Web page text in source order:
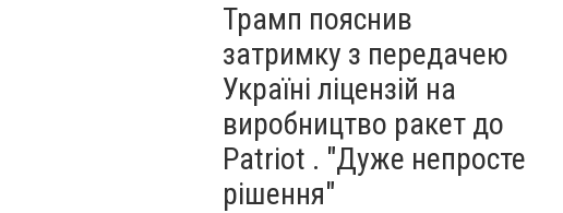
Трамп пояснив
затримку з передачею
Україні ліцензій на
виробництво ракет до
Patriot . "Дуже непросте
рішення"